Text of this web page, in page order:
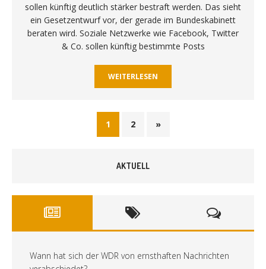
sollen künftig deutlich stärker bestraft werden. Das sieht
ein Gesetzentwurf vor, der gerade im Bundeskabinett
beraten wird. Soziale Netzwerke wie Facebook, Twitter
& Co. sollen künftig bestimmte Posts
WEITERLESEN
1 2 »
AKTUELL
Wann hat sich der WDR von ernsthaften Nachrichten